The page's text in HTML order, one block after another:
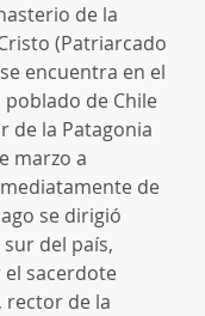
de la
(Patriarcado
encuentra en el
poblado de Chile
de la Patagonia
marzo a
de
se dirigió
del país,
sacerdote
rector de la